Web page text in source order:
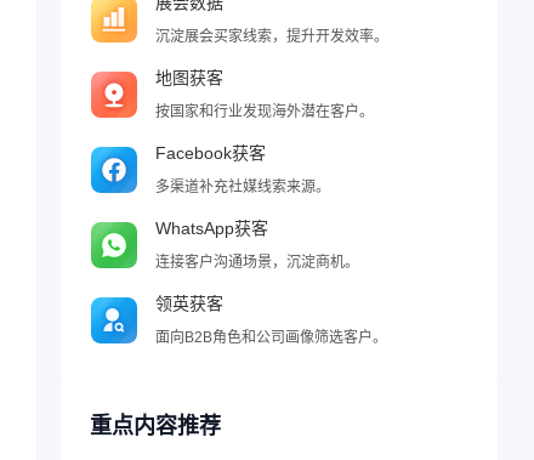
沉淀展会买家线索，提升开发效率。
地图获客
按国家和行业发现海外潜在客户。
Facebook获客
多渠道补充社媒线索来源。
WhatsApp获客
连接客户沟通场景，沉淀商机。
领英获客
面向B2B角色和公司画像筛选客户。
重点内容推荐